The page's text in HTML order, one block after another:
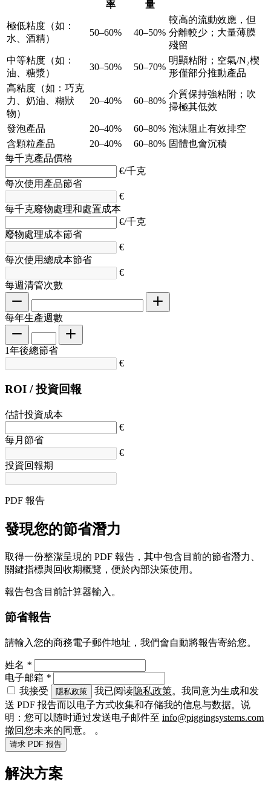
率 量
極低粘度（如：
水、酒精）
50–60% 40–50%
較高的流動效應，但
分離較少；大量薄膜
殘留
中等粘度（如：
油、糖漿）
30–50% 50–70%
明顯粘附；空氣/N₂楔
形僅部分推動產品
高粘度（如：巧克
力、奶油、糊狀
物）
20–40% 60–80%
介質保持強粘附；吹
掃極其低效
發泡產品 20–40% 60–80% 泡沫阻止有效排空
含顆粒產品
20–40% 60–80% 固體也會沉積
每千克產品價格
€/千克
每次使用產品節省
€
每千克廢物處理和處置成本
€/千克
廢物處理成本節省
€
每次使用總成本節省
€
每週清管次數
每年生產週數
1年後總節省
€
ROI / 投資回報
估計投資成本
€
每月節省
€
投資回報期
PDF 報告
發現您的節省潛力
取得一份整潔呈現的 PDF 報告，其中包含目前的節省潛力、
關鍵指標與回收期概覽，便於內部決策使用。
報告包含目前計算器輸入。
節省報告
請輸入您的商務電子郵件地址，我們會自動將報告寄給您。
姓名 *
电子邮箱 *
我接受
隱私政策 我已阅读隐私政策。我同意为生成和发
送 PDF 报告而以电子方式收集和存储我的信息与数据。说
明：您可以随时通过发送电子邮件至 info@piggingsystems.com
撤回您未来的同意。
。
请求 PDF 报告
解決方案